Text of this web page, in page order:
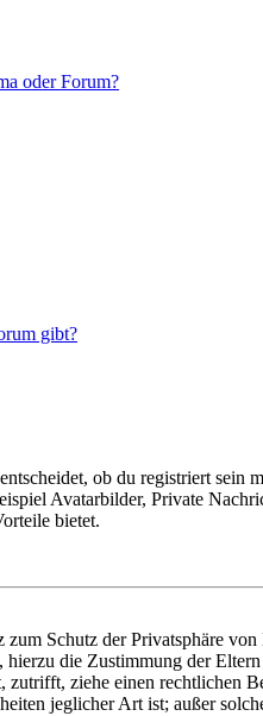
oder Forum?
gibt?
ob du registriert sein
Avatarbilder, Private
bietet.
Schutz der Privatsphäre
die Zustimmung der
ziehe einen rechtlichen
jeglicher Art ist; außer